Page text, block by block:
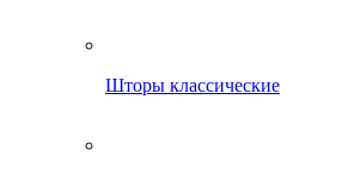
Шторы классические